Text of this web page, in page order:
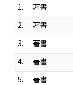
1.
著書
2.
著書
3.
著書
4.
著書
5.
著書